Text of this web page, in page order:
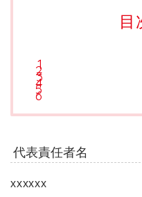
目
代表責任者名
xxxxxx